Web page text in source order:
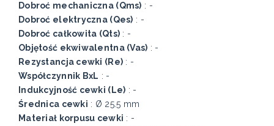
Dobroć mechaniczna (Qms) : -
Dobroć elektryczna (Qes) : -
Dobroć całkowita (Qts) : -
Objętość ekwiwalentna (Vas) : -
Rezystancja cewki (Re) : -
Współczynnik BxL : -
Indukcyjność cewki (Le) : -
Średnica cewki : Ø 25.5 mm
Materiał korpusu cewki : -